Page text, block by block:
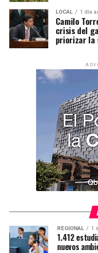
LOCAL 1 día
Camilo
crisis del
priorizar la
REGIONAL 1
1.412
nuevos